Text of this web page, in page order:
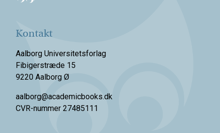
Kontakt
Aalborg Universitetsforlag
Fibigerstræde 15
9220 Aalborg Ø
aalborg@academicbooks.dk
CVR-nummer 27485111